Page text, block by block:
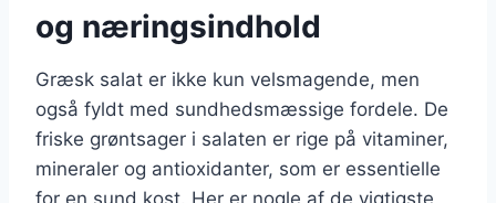
og næringsindhold
Græsk salat er ikke kun velsmagende, men
også fyldt med sundhedsmæssige fordele. De
friske grøntsager i salaten er rige på vitaminer,
mineraler og antioxidanter, som er essentielle
for en sund kost. Her er nogle af de vigtigste